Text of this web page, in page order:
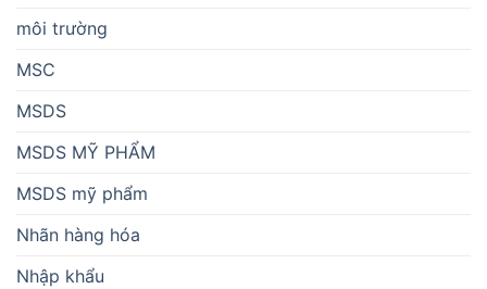
môi trường
MSC
MSDS
MSDS MỸ PHẨM
MSDS mỹ phẩm
Nhãn hàng hóa
Nhập khẩu